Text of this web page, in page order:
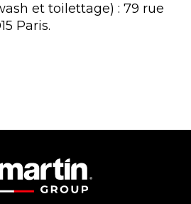
et toilettage) : 79 rue
Paris.